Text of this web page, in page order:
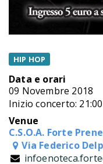
HIP HOP
Data e orari
09 Novembre 2018
Inizio concerto: 21:00
Venue
C.S.O.A. Forte
Via Federico